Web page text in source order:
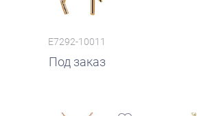
E7292-10011
Под заказ